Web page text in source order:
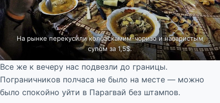
На рынке перекусили колбаскамим-чоризо и наваристым
супом за 1,5$.
Все же к вечеру нас подвезли до границы.
Пограничников полчаса не было на месте — можно
было спокойно уйти в Парагвай без штампов.